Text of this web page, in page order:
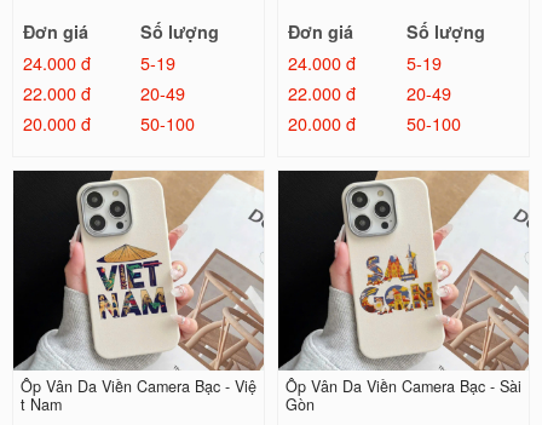
Đơn giá
Số lượng
24.000 đ
5-19
22.000 đ
20-49
20.000 đ
50-100
Đơn giá
Số lượng
24.000 đ
5-19
22.000 đ
20-49
20.000 đ
50-100
Ốp Vân Da Viền Camera Bạc - Việ
t Nam
Ốp Vân Da Viền Camera Bạc - Sài
Gòn